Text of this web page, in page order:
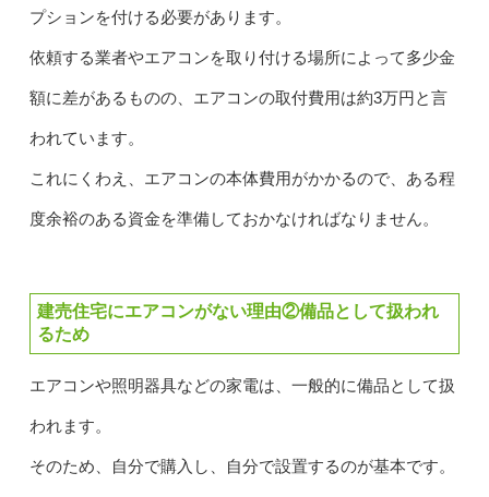
プションを付ける必要があります。
依頼する業者やエアコンを取り付ける場所によって多少金
額に差があるものの、エアコンの取付費用は約3万円と言
われています。
これにくわえ、エアコンの本体費用がかかるので、ある程
度余裕のある資金を準備しておかなければなりません。
建売住宅にエアコンがない理由②備品として扱われ
るため
エアコンや照明器具などの家電は、一般的に備品として扱
われます。
そのため、自分で購入し、自分で設置するのが基本です。